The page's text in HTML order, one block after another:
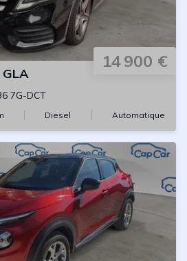
14 900 €
GLA
7G-DCT
Diesel Automatique